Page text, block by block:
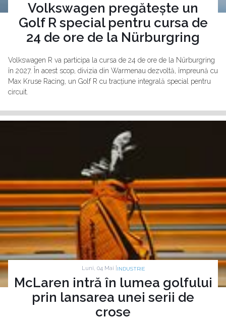
Volkswagen pregătește un
Golf R special pentru cursa de
24 de ore de la Nürburgring
Volkswagen R va participa la cursa de 24 de ore de la Nürburgring
în 2027. În acest scop, divizia din Warmenau dezvoltă, împreună cu
Max Kruse Racing, un Golf R cu tracțiune integrală special pentru
circuit.
Luni, 04 Mai | INDUSTRIE
McLaren intră în lumea golfului
prin lansarea unei serii de
crose